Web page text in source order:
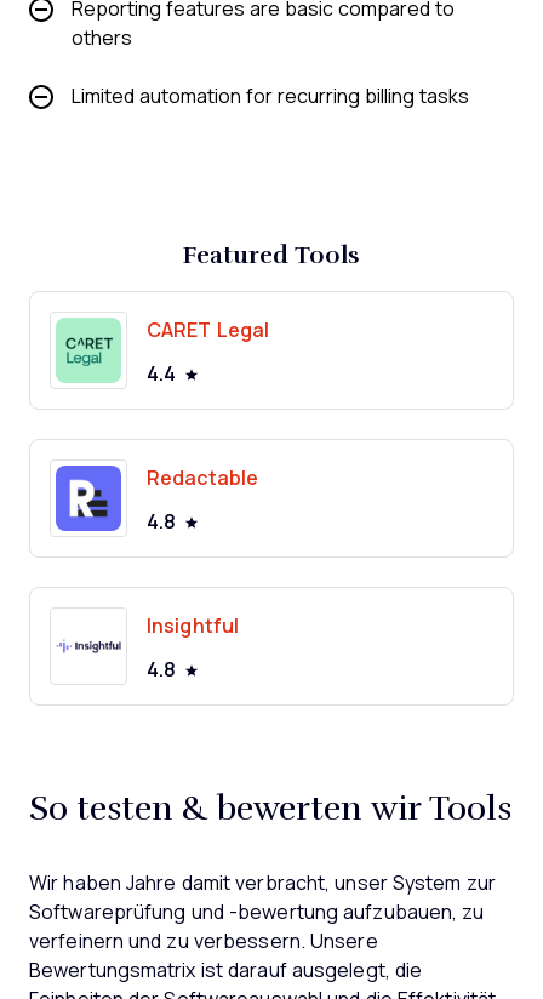
Reporting features are basic compared to
others
Limited automation for recurring billing tasks
Featured Tools
CARET Legal
4.4
Redactable
4.8
Insightful
4.8
So testen & bewerten wir Tools
Wir haben Jahre damit verbracht, unser System zur
Softwareprüfung und -bewertung aufzubauen, zu
verfeinern und zu verbessern. Unsere
Bewertungsmatrix ist darauf ausgelegt, die